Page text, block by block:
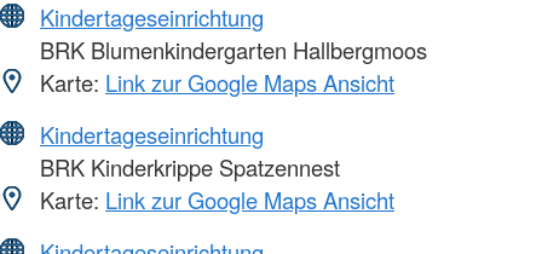
Kindertageseinrichtung
BRK Blumenkindergarten Hallbergmoos
Karte: Link zur Google Maps Ansicht
Kindertageseinrichtung
BRK Kinderkrippe Spatzennest
Karte: Link zur Google Maps Ansicht